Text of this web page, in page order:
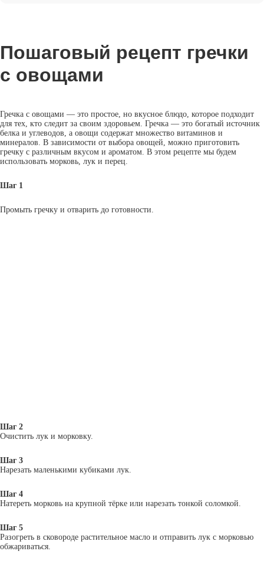
Пошаговый рецепт гречки
с овощами
Гречка с овощами — это простое, но вкусное блюдо, которое подходит
для тех, кто следит за своим здоровьем. Гречка — это богатый источник
белка и углеводов, а овощи содержат множество витаминов и
минералов. В зависимости от выбора овощей, можно приготовить
гречку с различным вкусом и ароматом. В этом рецепте мы будем
использовать морковь, лук и перец.
Шаг 1
Промыть гречку и отварить до готовности.
Шаг 2
Очистить лук и морковку.
Шаг 3
Нарезать маленькими кубиками лук.
Шаг 4
Натереть морковь на крупной тёрке или нарезать тонкой соломкой.
Шаг 5
Разогреть в сковороде растительное масло и отправить лук с морковью
обжариваться.